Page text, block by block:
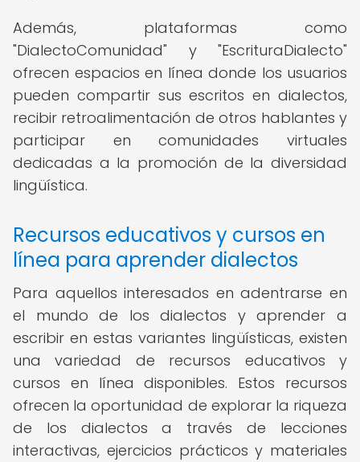
Además, plataformas como
"DialectoComunidad" y "EscrituraDialecto"
ofrecen espacios en línea donde los usuarios
pueden compartir sus escritos en dialectos,
recibir retroalimentación de otros hablantes y
participar en comunidades virtuales
dedicadas a la promoción de la diversidad
lingüística.
Recursos educativos y cursos en
línea para aprender dialectos
Para aquellos interesados en adentrarse en
el mundo de los dialectos y aprender a
escribir en estas variantes lingüísticas, existen
una variedad de recursos educativos y
cursos en línea disponibles. Estos recursos
ofrecen la oportunidad de explorar la riqueza
de los dialectos a través de lecciones
interactivas, ejercicios prácticos y materiales